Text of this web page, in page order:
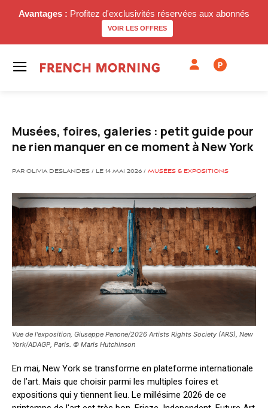
Avantages : Profitez d'exclusivités réservées aux abonnés
VOIR LES OFFRES
P
Musées, foires, galeries : petit guide pour
ne rien manquer en ce moment à New York
PAR OLIVIA DESLANDES / LE 14 MAI 2026 / MUSÉES & EXPOSITIONS
Vue de l'exposition, Giuseppe Penone/2026 Artists Rights Society (ARS), New
York/ADAGP, Paris. © Maris Hutchinson
En mai, New York se transforme en plateforme internationale
de l’art. Mais que choisir parmi les multiples foires et
expositions qui y tiennent lieu. Le millésime 2026 de ce